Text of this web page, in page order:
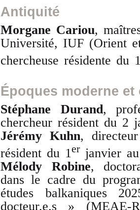
Antiquité
Morgane Cariou,
Université, IUF (Orient
chercheuse résidente du
Époques moderne
Stéphane Durand,
chercheur résident du 2
Jérémy Kuhn,
résident du 1erjanvier
Mélody Robine,
dans le cadre du
études balkaniques
docteur.e.s » (MEAE-